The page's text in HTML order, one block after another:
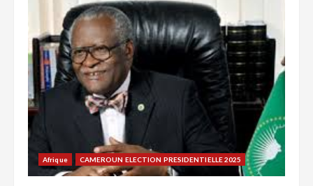
Afrique CAMEROUN ELECTION PRESIDENTIELLE 2025